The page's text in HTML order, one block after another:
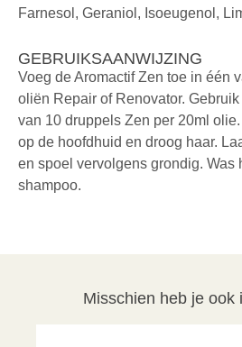
Farnesol, Geraniol, Isoeugenol,
GEBRUIKSAANWIJZING
Voeg de Aromactif Zen toe in één
oliën Repair of Renovator.
van 10 druppels Zen per 20ml
op de hoofdhuid en droog haar.
en spoel vervolgens grondig. Was
shampoo.
Misschien heb je ook